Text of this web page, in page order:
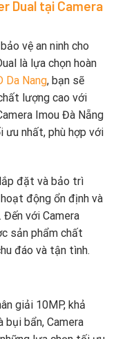
Dual tại Camera
vệ an ninh cho
là lựa chọn hoàn
Da Nang, bạn sẽ
lượng cao với
Imou Đà Nẵng
ưu nhất, phù hợp với
đặt và bảo trì
động ổn định và
với Camera
sản phẩm chất
đáo và tận tình.
giải 10MP, khả
bụi bẩn, Camera